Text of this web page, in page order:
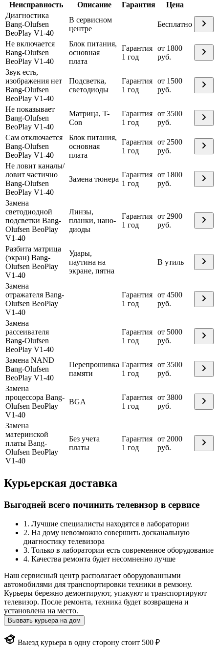
Неисправность Описание Гарантия
Цена
Диагностика
Bang-Olufsen
BeoPlay V1-40
В сервисном
центре
Бесплатно
Не включается
Bang-Olufsen
BeoPlay V1-40
Блок питания,
основная
плата
Гарантия
1 год
от 1800
руб.
Звук есть,
изображения нет
Bang-Olufsen
BeoPlay V1-40
Подсветка,
светодиоды
Гарантия
1 год
от 1500
руб.
Не показывает
Bang-Olufsen
BeoPlay V1-40
Матрица, T-
Con
Гарантия
1 год
от 3500
руб.
Сам отключается
Bang-Olufsen
BeoPlay V1-40
Блок питания,
основная
плата
Гарантия
1 год
от 2500
руб.
Не ловит каналы/
ловит частично
Bang-Olufsen
BeoPlay V1-40
Замена тюнера
Гарантия
1 год
от 1800
руб.
Замена
светодиодной
подсветки Bang-
Olufsen BeoPlay
V1-40
Линзы,
планки, нано-
диоды
Гарантия
1 год
от 2900
руб.
Разбита матрица
(экран) Bang-
Olufsen BeoPlay
V1-40
Удары,
паутина на
экране, пятна
В утиль
Замена
отражателя Bang-
Olufsen BeoPlay
V1-40
Гарантия
1 год
от 4500
руб.
Замена
рассеивателя
Bang-Olufsen
BeoPlay V1-40
Гарантия
1 год
от 5000
руб.
Замена NAND
Bang-Olufsen
BeoPlay V1-40
Перепрошивка
памяти
Гарантия
1 год
от 3500
руб.
Замена
процессора Bang-
Olufsen BeoPlay
V1-40
BGA
Гарантия
1 год
от 3800
руб.
Замена
материнской
платы Bang-
Olufsen BeoPlay
V1-40
Без учета
платы
Гарантия
1 год
от 2000
руб.
Курьерская доставка
Выгодней всего починить телевизор в сервисе
1. Лучшие специалисты находятся в лаборатории
2. На дому невозможно совершить досканальную
диагностику телевизора
3. Только в лаборатории есть современное оборудование
4. Качества ремонта будет несомненно лучше
Наш сервисный центр располагает оборудованными
автомобилями для транспортировки техники в ремзону.
Курьеры бережно демонтируют, упакуют и транспортируют
телевизор. После ремонта, техника будет возвращена и
установлена на место.
Вызвать курьера на дом
Выезд курьера в одну сторону стоит 500 ₽